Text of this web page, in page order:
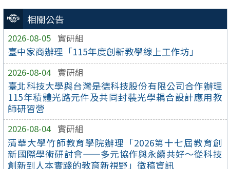
相關公告
2026-08-05 實研組
臺中家商辦理「115年度創新教學線上工作坊」
2026-08-04 實研組
臺北科技大學與台灣是德科技股份有限公司合作辦理
115年積體光路元件及共同封裝光學耦合設計應用教
師研習營
2026-08-04 實研組
清華大學竹師教育學院辦理「2026第十七屆教育創
新國際學術研討會——多元協作與永續共好～從科技
創新到人本實踐的教育新視野」徵稿資訊